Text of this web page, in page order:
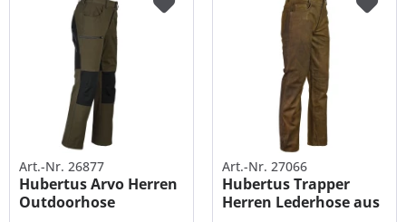
Art.-Nr. 26877
Hubertus Arvo Herren
Outdoorhose
Art.-Nr. 27066
Hubertus Trapper
Herren Lederhose aus